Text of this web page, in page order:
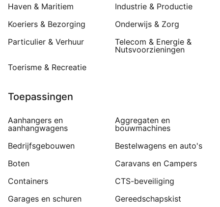
Haven & Maritiem
Industrie & Productie
Koeriers & Bezorging
Onderwijs & Zorg
Particulier & Verhuur
Telecom & Energie &
Nutsvoorzieningen
Toerisme & Recreatie
Toepassingen
Aanhangers en
aanhangwagens
Aggregaten en
bouwmachines
Bedrijfsgebouwen
Bestelwagens en auto's
Boten
Caravans en Campers
Containers
CTS-beveiliging
Garages en schuren
Gereedschapskist